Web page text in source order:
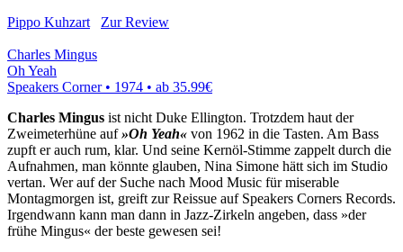
Pippo Kuhzart
Zur Review
Charles Mingus
Oh Yeah
Speakers Corner • 1974 • ab 35.99€
Charles Mingus ist nicht Duke Ellington. Trotzdem haut der
Zweimeterhüne auf»Oh Yeah« von 1962 in die Tasten. Am Bass
zupft er auch rum, klar. Und seine Kernöl-Stimme zappelt durch die
Aufnahmen, man könnte glauben, Nina Simone hätt sich im Studio
vertan. Wer auf der Suche nach Mood Music für miserable
Montagmorgen ist, greift zur Reissue auf Speakers Corners Records.
Irgendwann kann man dann in Jazz-Zirkeln angeben, dass »der
frühe Mingus« der beste gewesen sei!